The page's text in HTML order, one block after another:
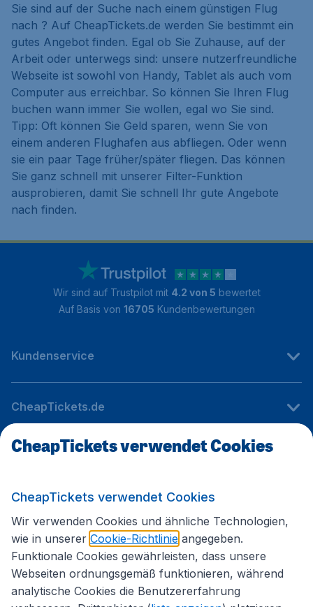
Sie sind auf der Suche nach einem günstigen Flug
nach ? Auf CheapTickets.de werden Sie bestimmt ein
gutes Angebot finden. Egal ob Sie Zuhause, auf der
Arbeit oder unterwegs sind: unsere nutzerfreundliche
Webseite ist sowohl von Handy, Tablet als auch vom
Computer aus erreichbar. So können Sie Ihren Flug
buchen wann immer Sie wollen, egal wo Sie sind.
Tipp: Oft können Sie Geld sparen, wenn Sie von
einem anderen Flughafen aus abfliegen. Oder wenn
sie ein paar Tage früher/später fliegen. Das können
Sie ganz schnell mit unserer Filter-Funktion
ausprobieren, damit Sie schnell Ihr gute Angebote
nach finden.
Wir sind auf Trustpilot mit 4.2 von 5 bewertet
Auf Basis von 16705 Kundenbewertungen
Kundenservice
CheapTickets.de
Internationale Webseiten
Folgen Sie uns:
CheapTickets verwendet Cookies
CheapTickets verwendet Cookies
Wir verwenden Cookies und ähnliche Technologien,
wie in unserer Cookie-Richtlinie angegeben.
Funktionale Cookies gewährleisten, dass unsere
Webseiten ordnungsgemäß funktionieren, während
analytische Cookies die Benutzererfahrung